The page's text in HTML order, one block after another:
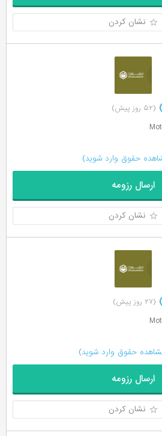
نشان کردن
(۵۲ روز پیش)
حقوق وارد شوید)
ارسال رزومه
نشان کردن
(۲۷ روز پیش)
حقوق وارد شوید)
ارسال رزومه
نشان کردن